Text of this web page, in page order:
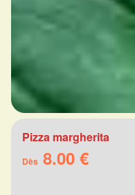
Pizza margherita
Dès 8.00 €